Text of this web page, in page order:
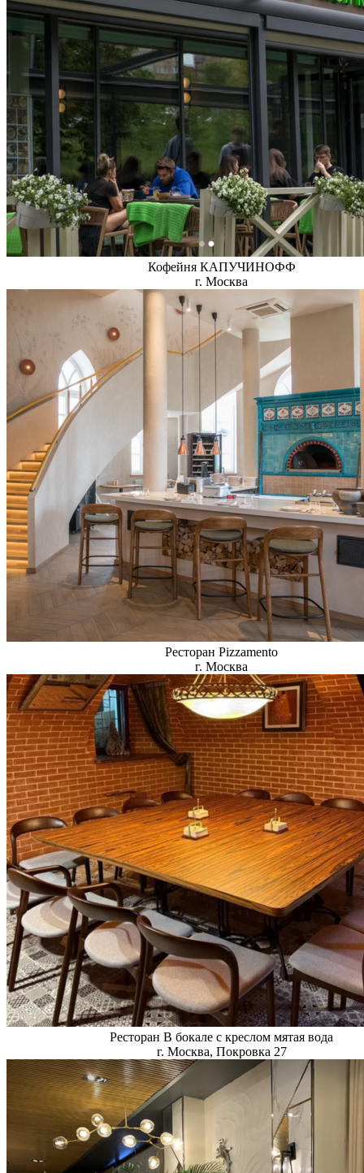
Кофейня КАПУЧИНОФФ
г. Москва
Ресторан Pizzamento
г. Москва
Ресторан В бокале с креслом мятая вода
г. Москва, Покровка 27